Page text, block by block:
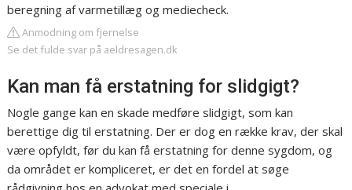
beregning af varmetillæg og mediecheck.
Anmodning om fjernelse
Se det fulde svar på aeldresagen.dk
Kan man få erstatning for slidgigt?
Nogle gange kan en skade medføre slidgigt, som kan
berettige dig til erstatning. Der er dog en række krav, der skal
være opfyldt, før du kan få erstatning for denne sygdom, og
da området er kompliceret, er det en fordel at søge